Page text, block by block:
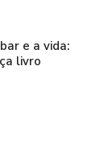
e a vida:
livro